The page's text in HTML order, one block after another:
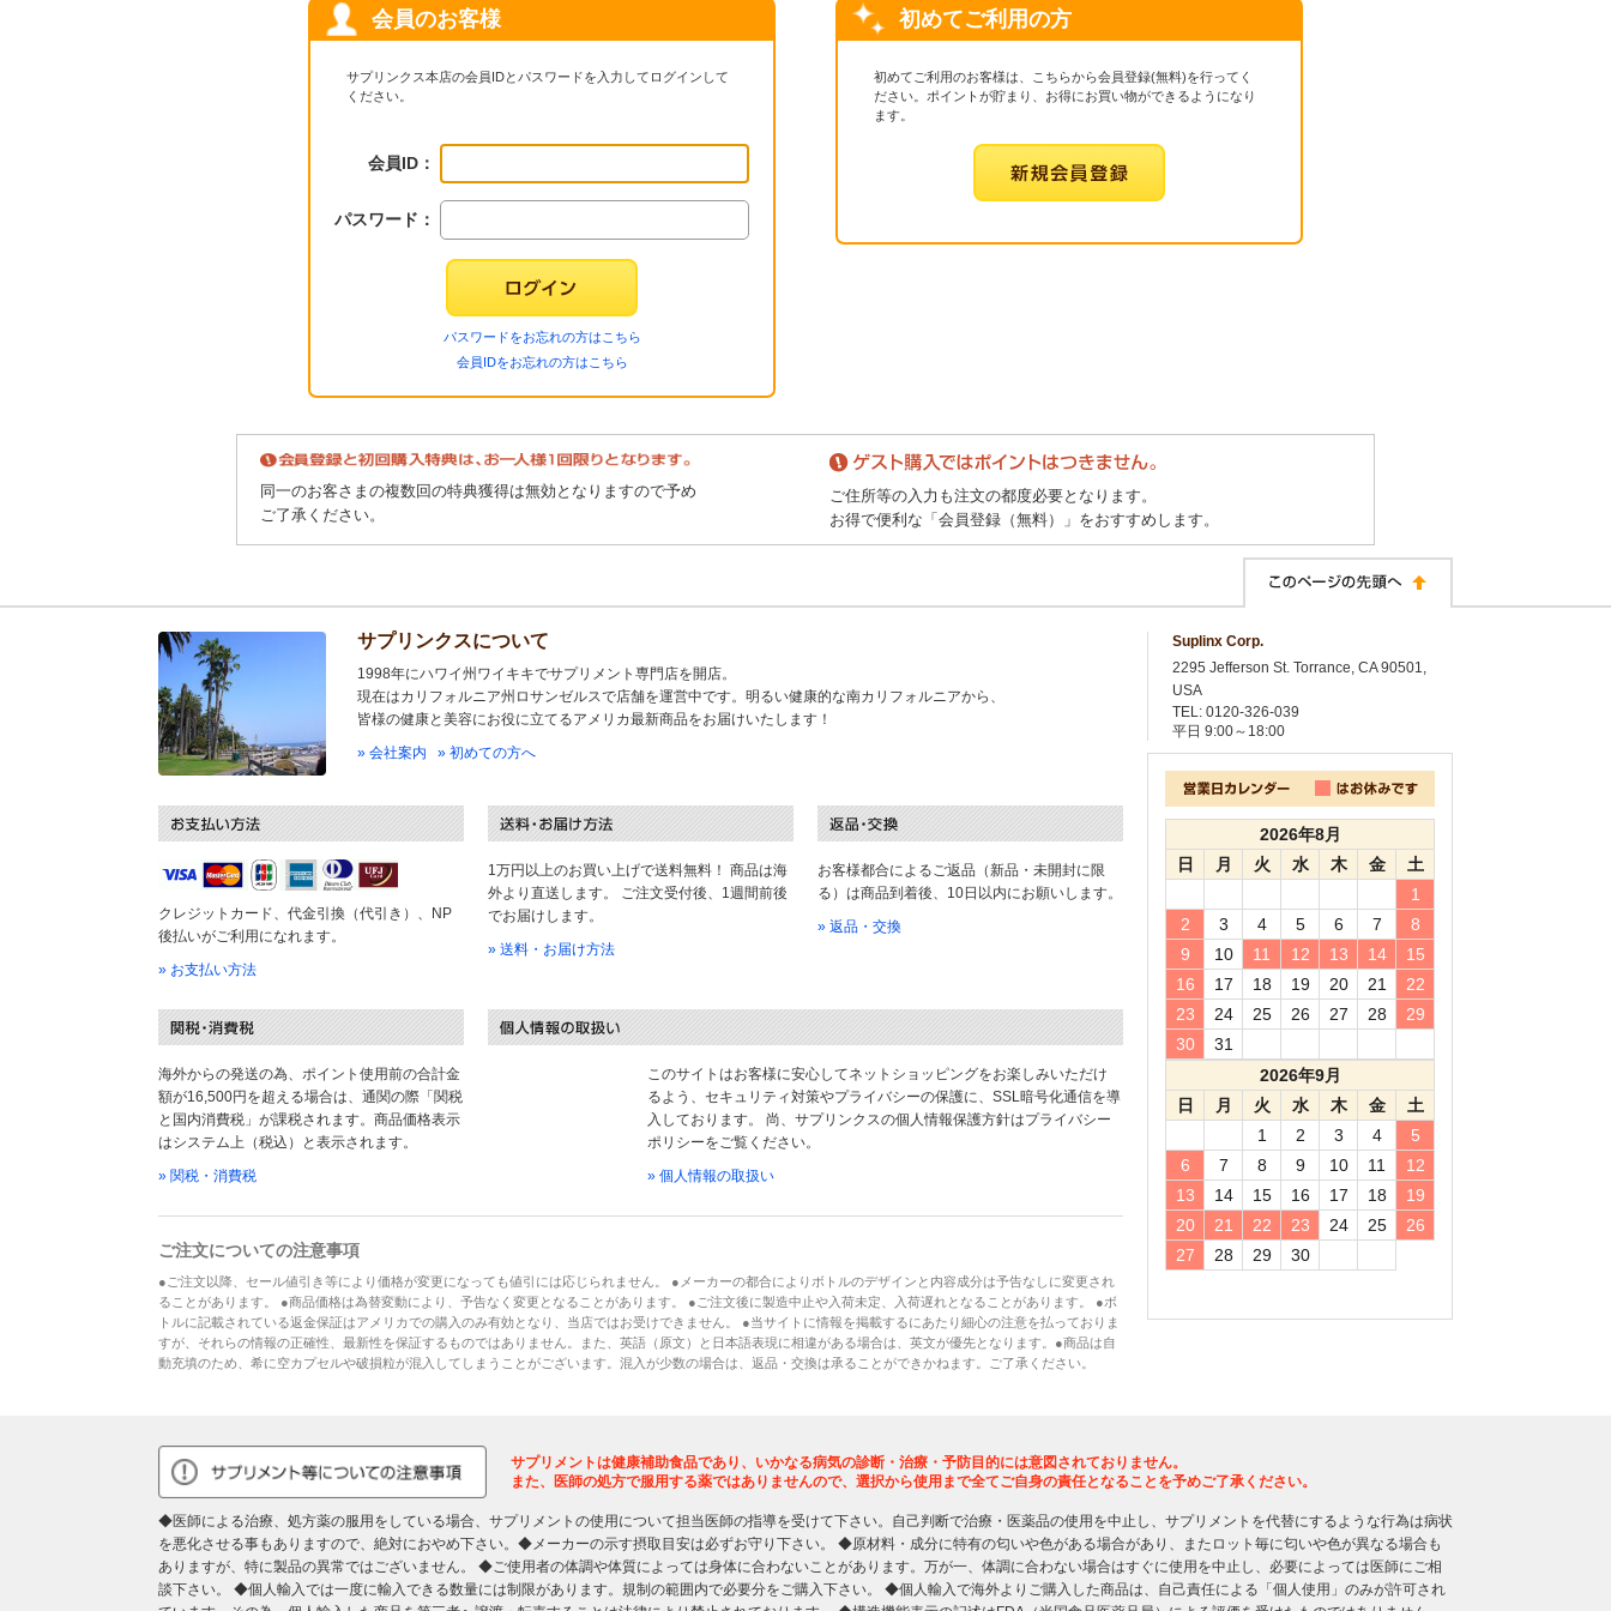
会員のお客様
サプリンクス本店の会員IDとパスワードを入力してログインして
ください。
会員ID：
パスワード：
パスワードをお忘れの方はこちら
会員IDをお忘れの方はこちら
初めてご利用の方
初めてご利用のお客様は、こちらから会員登録(無料)を行ってく
ださい。ポイントが貯まり、お得にお買い物ができるようになり
ます。
同一のお客さまの複数回の特典獲得は無効となりますので予め
ご了承ください。
ご住所等の入力も注文の都度必要となります。
お得で便利な「会員登録（無料）」をおすすめします。
サプリンクスについて
1998年にハワイ州ワイキキでサプリメント専門店を開店。
現在はカリフォルニア州ロサンゼルスで店舗を運営中です。明るい健康的な南カリフォルニアから、
皆様の健康と美容にお役に立てるアメリカ最新商品をお届けいたします！
» 会社案内
» 初めての方へ
クレジットカード、代金引換（代引き）、NP
後払いがご利用になれます。
» お支払い方法
1万円以上のお買い上げで送料無料！ 商品は海
外より直送します。 ご注文受付後、1週間前後
でお届けします。
» 送料・お届け方法
お客様都合によるご返品（新品・未開封に限
る）は商品到着後、10日以内にお願いします。
» 返品・交換
海外からの発送の為、ポイント使用前の合計金
額が16,500円を超える場合は、通関の際「関税
と国内消費税」が課税されます。商品価格表示
はシステム上（税込）と表示されます。
» 関税・消費税
このサイトはお客様に安心してネットショッピングをお楽しみいただけ
るよう、セキュリティ対策やプライバシーの保護に、SSL暗号化通信を導
入しております。 尚、サプリンクスの個人情報保護方針はプライバシー
ポリシーをご覧ください。
» 個人情報の取扱い
ご注文についての注意事項
●ご注文以降、セール値引き等により価格が変更になっても値引には応じられません。 ●メーカーの都合によりボトルのデザインと内容成分は予告なしに変更され
ることがあります。 ●商品価格は為替変動により、予告なく変更となることがあります。 ●ご注文後に製造中止や入荷未定、入荷遅れとなることがあります。 ●ボ
トルに記載されている返金保証はアメリカでの購入のみ有効となり、当店ではお受けできません。 ●当サイトに情報を掲載するにあたり細心の注意を払っておりま
すが、それらの情報の正確性、最新性を保証するものではありません。また、英語（原文）と日本語表現に相違がある場合は、英文が優先となります。●商品は自
動充填のため、希に空カプセルや破損粒が混入してしまうことがございます。混入が少数の場合は、返品・交換は承ることができかねます。ご了承ください。
Suplinx Corp.
2295 Jefferson St. Torrance, CA 90501,
USA
TEL: 0120-326-039
平日 9:00～18:00
2026年8月
日
月 火 水 木 金
土
1
2
3 4 5 6 7
8
9
10 11 12 13 14
15
16
17 18 19 20 21
22
23
24 25 26 27 28
29
30
31
2026年9月
日
月 火 水 木 金
土
1
2 3 4
5
6
7 8 9 10 11
12
13
14 15 16 17 18
19
20
21 22 23 24 25
26
27
28 29 30
サプリメントは健康補助食品であり、いかなる病気の診断・治療・予防目的には意図されておりません。
また、医師の処方で服用する薬ではありませんので、選択から使用まで全てご自身の責任となることを予めご了承ください。
◆医師による治療、処方薬の服用をしている場合、サプリメントの使用について担当医師の指導を受けて下さい。自己判断で治療・医薬品の使用を中止し、サプリメントを代替にするような行為は病状
を悪化させる事もありますので、絶対におやめ下さい。◆メーカーの示す摂取目安は必ずお守り下さい。 ◆原材料・成分に特有の匂いや色がある場合があり、またロット毎に匂いや色が異なる場合も
ありますが、特に製品の異常ではございません。 ◆ご使用者の体調や体質によっては身体に合わないことがあります。万が一、体調に合わない場合はすぐに使用を中止し、必要によっては医師にご相
談下さい。 ◆個人輸入では一度に輸入できる数量には制限があります。規制の範囲内で必要分をご購入下さい。 ◆個人輸入で海外よりご購入した商品は、自己責任による「個人使用」のみが許可され